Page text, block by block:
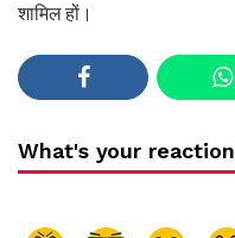
शामिल हों।
What's your